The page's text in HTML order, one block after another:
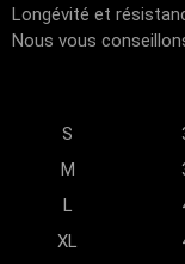
Longévité et
Nous vous
S
M
L
XL